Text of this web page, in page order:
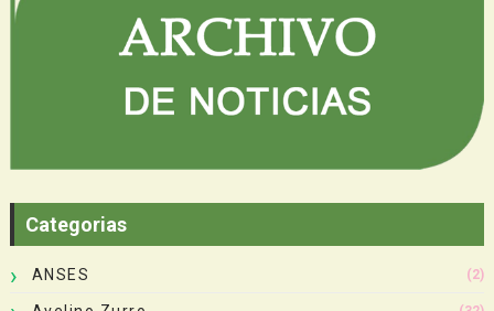
Categorias
ANSES (2)